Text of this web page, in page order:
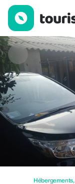
Blessing Nyasha
Hébergements,